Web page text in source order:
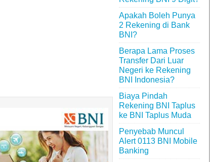
Apakah Boleh Punya
2 Rekening di Bank
BNI?
Berapa Lama Proses
Transfer Dari Luar
Negeri ke Rekening
BNI Indonesia?
Biaya Pindah
Rekening BNI Taplus
ke BNI Taplus Muda
Penyebab Muncul
Alert 0113 BNI Mobile
Banking